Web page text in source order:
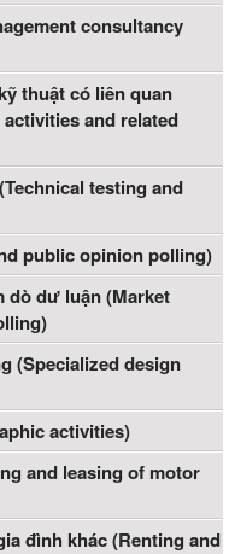
consultancy
thuật có liên quan
and related
testing and
public opinion polling)
dò dư luận (Market
(Specialized design
activities)
and leasing of motor
đình khác (Renting and